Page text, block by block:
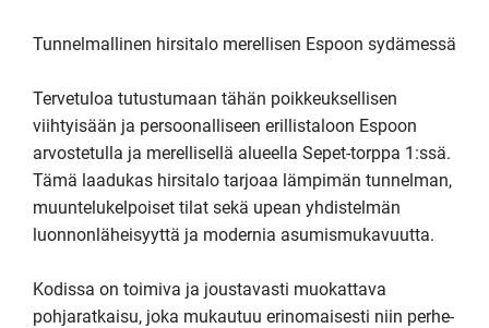
Tunnelmallinen hirsitalo merellisen Espoon sydämessä
Tervetuloa tutustumaan tähän poikkeuksellisen
viihtyisään ja persoonalliseen erillistaloon Espoon
arvostetulla ja merellisellä alueella Sepet-torppa 1:ssä.
Tämä laadukas hirsitalo tarjoaa lämpimän tunnelman,
muuntelukelpoiset tilat sekä upean yhdistelmän
luonnonläheisyyttä ja modernia asumismukavuutta.
Kodissa on toimiva ja joustavasti muokattava
pohjaratkaisu, joka mukautuu erinomaisesti niin perhe-